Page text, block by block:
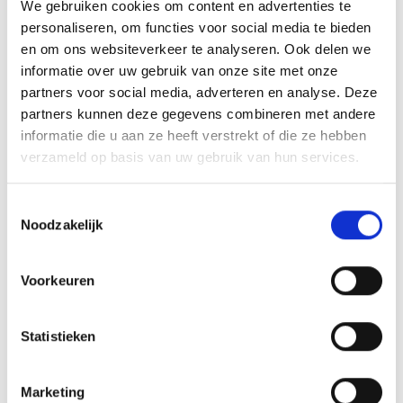
We gebruiken cookies om content en advertenties te
personaliseren, om functies voor social media te bieden
en om ons websiteverkeer te analyseren. Ook delen we
informatie over uw gebruik van onze site met onze
partners voor social media, adverteren en analyse. Deze
partners kunnen deze gegevens combineren met andere
informatie die u aan ze heeft verstrekt of die ze hebben
verzameld op basis van uw gebruik van hun services.
Noodzakelijk
Voorkeuren
Statistieken
Marketing